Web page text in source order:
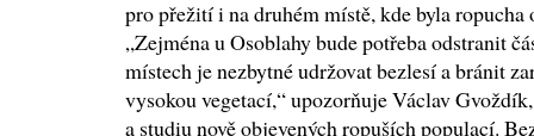
pro přežití i na druhém místě, kde byla ropucha
„Zejména u Osoblahy bude potřeba odstranit
místech je nezbytné udržovat bezlesí a bránit
vysokou vegetací,“ upozorňuje Václav
a studiu nově objevených ropuších populací.